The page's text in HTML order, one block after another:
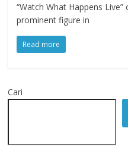
“Watch What Happens
prominent figure in
Read more
Cari